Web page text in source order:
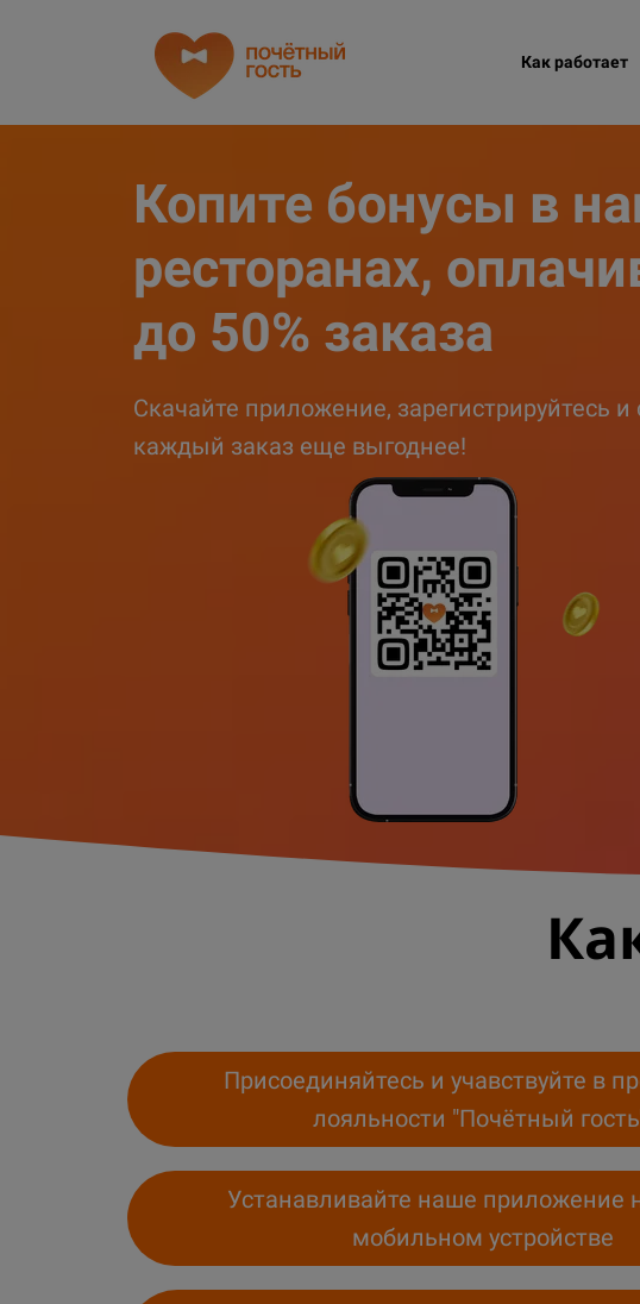
Как работает
Копите бонусы в
ресторанах,
до 50% заказа
Скачайте приложение, зарегистрируйтесь и
каждый заказ еще выгоднее!
Присоединяйтесь и учавствуйте в
лояльности "Почётный
Устанавливайте наше приложение
мобильном устройстве